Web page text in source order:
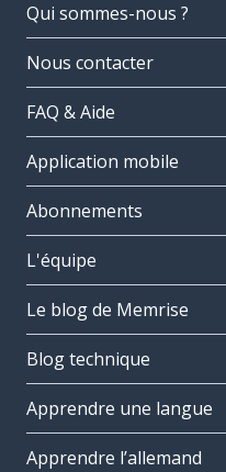
Qui sommes-nous ?
Nous contacter
FAQ & Aide
Application mobile
Abonnements
L'équipe
Le blog de Memrise
Blog technique
Apprendre une langue
Apprendre l’allemand